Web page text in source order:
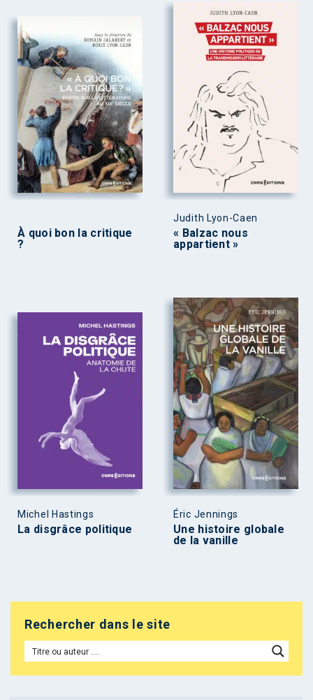
À quoi bon la critique
?
Judith Lyon-Caen
« Balzac nous
appartient »
Michel Hastings
La disgrâce politique
Éric Jennings
Une histoire globale
de la vanille
Rechercher dans le site